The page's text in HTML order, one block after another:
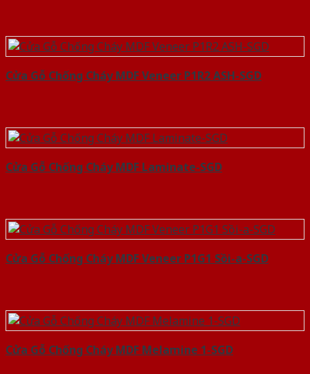
Cửa Gỗ Chống Cháy MDF Veneer P1R2 ASH-SGD
Cửa Gỗ Chống Cháy MDF Laminate-SGD
Cửa Gỗ Chống Cháy MDF Veneer P1G1 Sồi-a-SGD
Cửa Gỗ Chống Cháy MDF Melamine 1-SGD